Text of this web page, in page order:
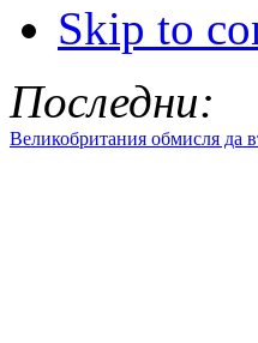
Skip to
Последни:
Великобритания обмисля да